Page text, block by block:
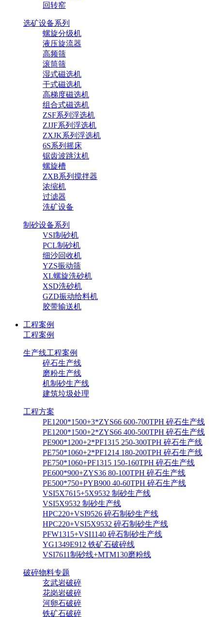
回转窑
选矿设备系列
螺旋分级机
液压旋流器
高频筛
滚筒筛
湿式磁选机
干式磁选机
高梯度磁选机
组合式磁选机
ZSF系列浮选机
ZJJF系列浮选机
ZXJK系列浮选机
6S系列摇床
锯齿波跳汰机
螺旋槽
ZXB系列搅拌器
浓缩机
过滤器
洗矿设备
制砂设备系列
VSI制砂机
PCL制砂机
细沙回收机
YZS振动筛
XL螺旋洗砂机
XSD洗砂机
GZD振动给料机
胶带输送机
工程案例
工程案例
生产线工程案例
碎石生产线
磨粉生产线
机制砂生产线
建筑垃圾处理
工程方案
PE1200*1500+3*ZYS66 600-700TPH 碎石生产线
PE1200*1500+2*ZYS66 400-500TPH 碎石生产线
PE900*1200+2*PF1315 250-300TPH 碎石生产线
PE750*1060+2*PF1214 180-200TPH 碎石生产线
PE750*1060+PF1315 150-160TPH 碎石生产线
PE600*900+ZYS36 80-100TPH 碎石生产线
PE500*750+PYB900 40-60TPH 碎石生产线
VSI5X7615+5X9532 制砂生产线
VSI5X9532 制砂生产线
HPC220+VSI9526 碎石制砂生产线
HPC220+VSI5X9532 碎石制砂生产线
PFW1315+VSI1140 碎石制砂生产线
YG1349E912 铁矿石破碎线
VSI7611制砂线+MTM130磨粉线
破碎物料专题
玄武岩破碎
花岗岩破碎
河卵石破碎
铁矿石破碎